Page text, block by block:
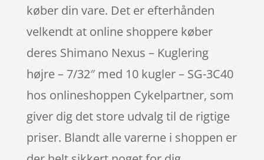
køber din vare. Det er efterhånden
velkendt at online shoppere køber
deres Shimano Nexus – Kuglering
højre – 7/32″ med 10 kugler – SG-3C40
hos onlineshoppen Cykelpartner, som
giver dig det store udvalg til de rigtige
priser. Blandt alle varerne i shoppen er